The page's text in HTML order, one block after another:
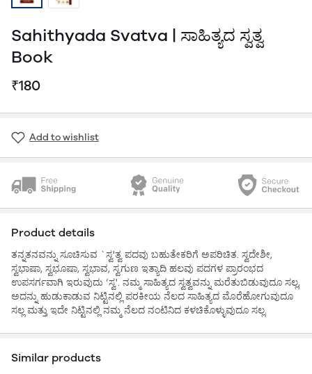
Sahithyada Svatva | ಸಾಹಿತ್ಯದ ಸ್ವತ್ವ
Book
₹180
Add to wishlist
Product details
ತನ್ನತನವನ್ನು ಸೂಚಿಸುವ `ಸ್ವ'ತ್ವ ಪದವು ಬಹುತೇಕರಿಗೆ ಅಪರಿಚಿತ. ಸ್ವದೇಶೀ,
ಸ್ವಭಾಷಾ, ಸ್ವಭೂಷಾ, ಸ್ವಭಾವ, ಸ್ವಗುಣ ಇತ್ಯಾದಿ ಹಲವು ಪದಗಳ ಪ್ರಾರಂಭದ
ಉಪಸರ್ಗವಾಗಿ ಇರುವುದು ‘ಸ್ವ'. ನಮ್ಮ ಸಾಹಿತ್ಯದ ಸ್ವತ್ವವನ್ನು ಮರೆತುಬಿಡುವುದೂ ಸಲ್ಲ,
ಅದನ್ನು ಹುಡುಕಾಡುವ ನಿಟ್ಟಿನಲ್ಲಿ ಪರಕೀಯ ನೆಲದ ಸಾಹಿತ್ಯದ ಮೊರೆಹೋಗುವುದೂ
ಸಲ್ಲ ಮತ್ತು ಇದೇ ನಿಟ್ಟಿನಲ್ಲಿ ನಮ್ಮ ನೆಲದ ನಂಟಿನಿದ ಕಳಚಿಕೊಳ್ಳುವುದೂ ಸಲ್ಲ.
Similar products